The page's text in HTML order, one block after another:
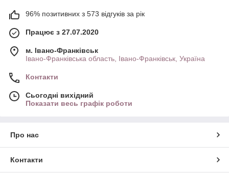
96% позитивних з 573 відгуків за рік
Працює з 27.07.2020
м. Івано-Франківськ
Івано-Франківська область, Івано-Франківськ, Україна
Контакти
Сьогодні вихідний
Показати весь графік роботи
Про нас
Контакти